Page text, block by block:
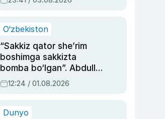
O‘zbekiston
“Sakkiz qator she’rim
boshimga sakkizta
bomba bo‘lgan”. Abdulla
Oripovni siyosiy
ayblovlardan asrab
12:24 / 01.08.2026
Dunyo